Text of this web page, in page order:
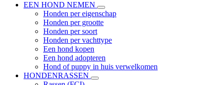
EEN HOND NEMEN
Honden per eigenschap
Honden per grootte
Honden per soort
Honden per vachttype
Een hond kopen
Een hond adopteren
Hond of puppy in huis verwelkomen
HONDENRASSEN